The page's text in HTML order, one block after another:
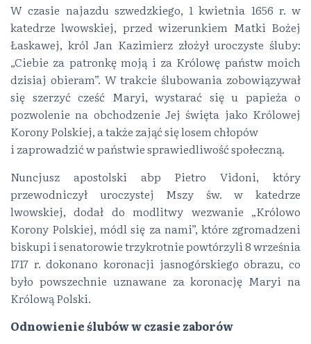
W czasie najazdu szwedzkiego, 1 kwietnia 1656 r. w
katedrze lwowskiej, przed wizerunkiem Matki Bożej
Łaskawej, król Jan Kazimierz złożył uroczyste śluby:
„Ciebie za patronkę moją i za Królowę państw moich
dzisiaj obieram”. W trakcie ślubowania zobowiązywał
się szerzyć cześć Maryi, wystarać się u papieża o
pozwolenie na obchodzenie Jej święta jako Królowej
Korony Polskiej, a także zająć się losem chłopów
i zaprowadzić w państwie sprawiedliwość społeczną.
Nuncjusz apostolski abp Pietro Vidoni, który
przewodniczył uroczystej Mszy św. w katedrze
lwowskiej, dodał do modlitwy wezwanie „Królowo
Korony Polskiej, módl się za nami”, które zgromadzeni
biskupi i senatorowie trzykrotnie powtórzyli 8 września
1717 r. dokonano koronacji jasnogórskiego obrazu, co
było powszechnie uznawane za koronację Maryi na
Królową Polski.
Odnowienie ślubów w czasie zaborów